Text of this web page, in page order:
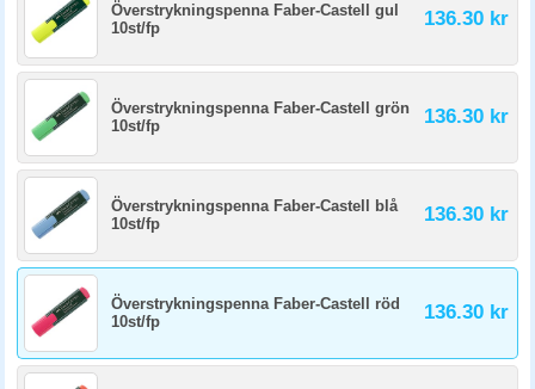
Överstrykningspenna Faber-Castell gul
10st/fp
136.30 kr
Överstrykningspenna Faber-Castell grön
10st/fp
136.30 kr
Överstrykningspenna Faber-Castell blå
10st/fp
136.30 kr
Överstrykningspenna Faber-Castell röd
10st/fp
136.30 kr